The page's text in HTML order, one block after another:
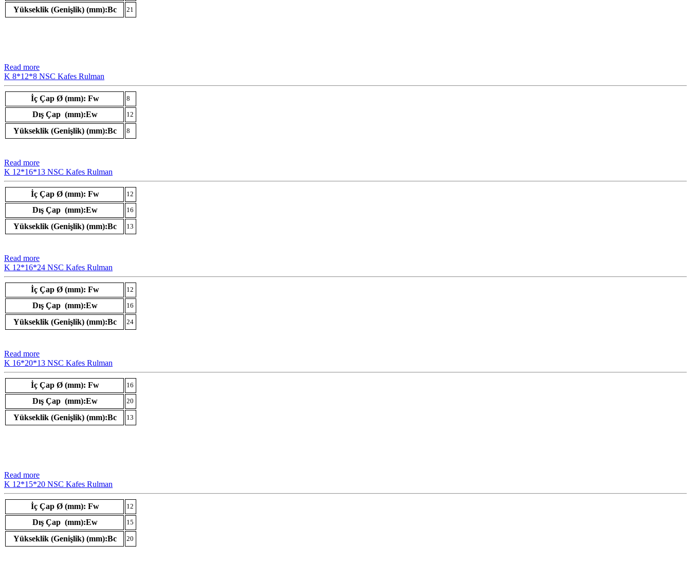
Yükseklik (Genişlik) (mm):Bc 21
Read more
K 8*12*8 NSC Kafes Rulman
İç Çap Ø (mm): Fw 8
Dış Çap (mm):Ew 12
Yükseklik (Genişlik) (mm):Bc 8
Read more
K 12*16*13 NSC Kafes Rulman
İç Çap Ø (mm): Fw 12
Dış Çap (mm):Ew 16
Yükseklik (Genişlik) (mm):Bc 13
Read more
K 12*16*24 NSC Kafes Rulman
İç Çap Ø (mm): Fw 12
Dış Çap (mm):Ew 16
Yükseklik (Genişlik) (mm):Bc 24
Read more
K 16*20*13 NSC Kafes Rulman
İç Çap Ø (mm): Fw 16
Dış Çap (mm):Ew 20
Yükseklik (Genişlik) (mm):Bc 13
Read more
K 12*15*20 NSC Kafes Rulman
İç Çap Ø (mm): Fw 12
Dış Çap (mm):Ew 15
Yükseklik (Genişlik) (mm):Bc 20